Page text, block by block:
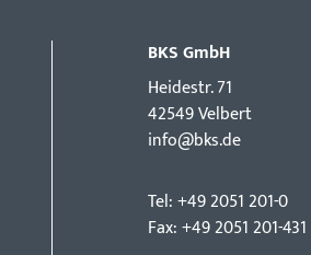
BKS GmbH
Hei­destr. 71
42549 Velbert
info@bks.de
Tel: +49 2051 201-0
Fax: +49 2051 201-431